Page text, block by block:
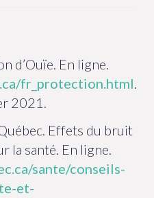
d’Ouïe. En ligne.
fr_protection.html.
2021.
Effets du bruit
la santé. En ligne.
sante/conseils-
et-